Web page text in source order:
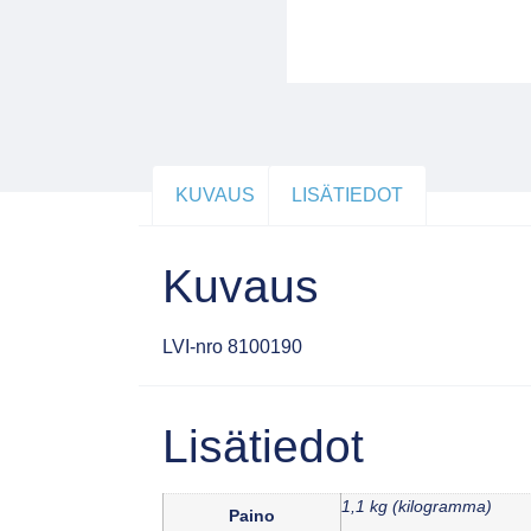
KUVAUS LISÄTIEDOT
Kuvaus
LVI-nro 8100190
Lisätiedot
Paino 1,1 kg (kilogramma)